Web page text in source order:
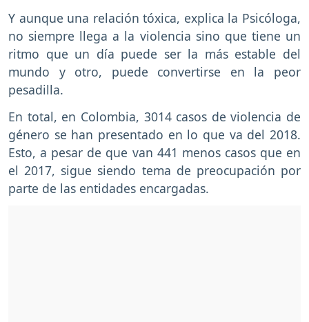
Y aunque una relación tóxica, explica la Psicóloga,
no siempre llega a la violencia sino que tiene un
ritmo que un día puede ser la más estable del
mundo y otro, puede convertirse en la peor
pesadilla.
En total, en Colombia, 3014 casos de violencia de
género se han presentado en lo que va del 2018.
Esto, a pesar de que van 441 menos casos que en
el 2017, sigue siendo tema de preocupación por
parte de las entidades encargadas.